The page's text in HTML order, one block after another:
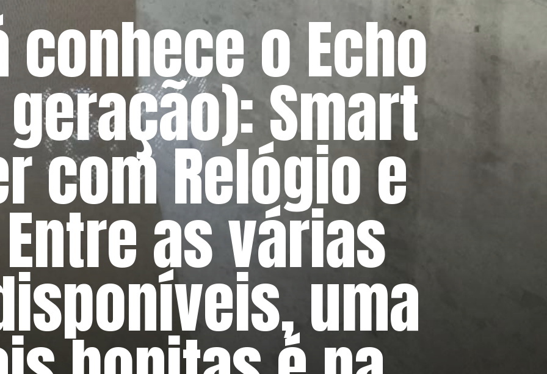
conhece o Echo
Smart
com Relógio e
as várias
uma